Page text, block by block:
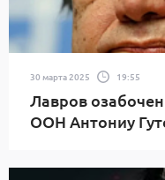
30 марта 2025 19:55
Лавров
ООН Антониу